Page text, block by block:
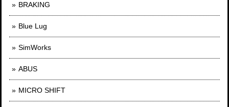
BRAKING
Blue Lug
SimWorks
ABUS
MICRO SHIFT